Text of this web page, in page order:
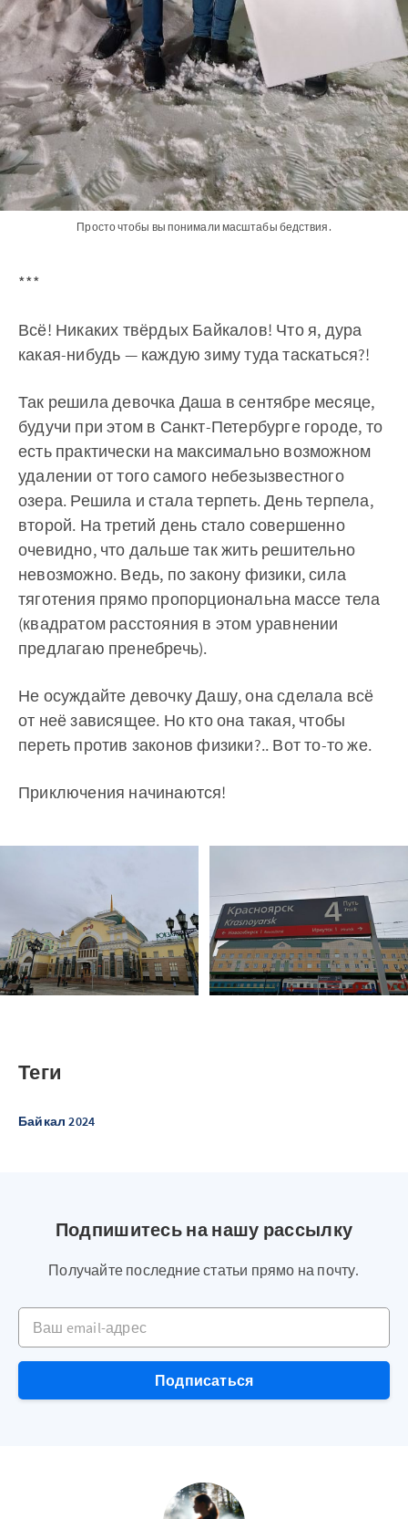
Просто чтобы вы понимали масштабы бедствия.
***
Всё! Никаких твёрдых Байкалов! Что я, дура
какая-нибудь — каждую зиму туда таскаться?!
Так решила девочка Даша в сентябре месяце,
будучи при этом в Санкт-Петербурге городе, то
есть практически на максимально возможном
удалении от того самого небезызвестного
озера. Решила и стала терпеть. День терпела,
второй. На третий день стало совершенно
очевидно, что дальше так жить решительно
невозможно. Ведь, по закону физики, сила
тяготения прямо пропорциональна массе тела
(квадратом расстояния в этом уравнении
предлагаю пренебречь).
Не осуждайте девочку Дашу, она сделала всё
от неё зависящее. Но кто она такая, чтобы
переть против законов физики?.. Вот то-то же.
Приключения начинаются!
Теги
Байкал 2024
Подпишитесь на нашу рассылку
Получайте последние статьи прямо на почту.
Ваш email-адрес
Подписаться